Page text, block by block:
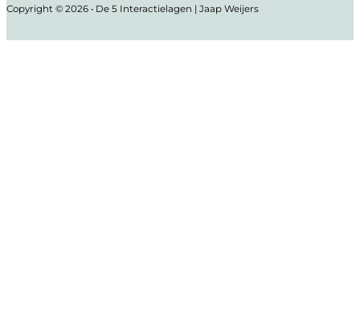
Copyright © 2026 • De 5 Interactielagen | Jaap Weijers